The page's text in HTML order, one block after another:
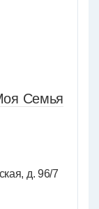
Семья
д. 96/7